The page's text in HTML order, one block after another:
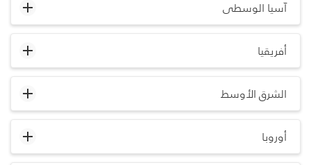
آسيا الوسطى
أفريقيا
الشرق الأوسط
أوروبا